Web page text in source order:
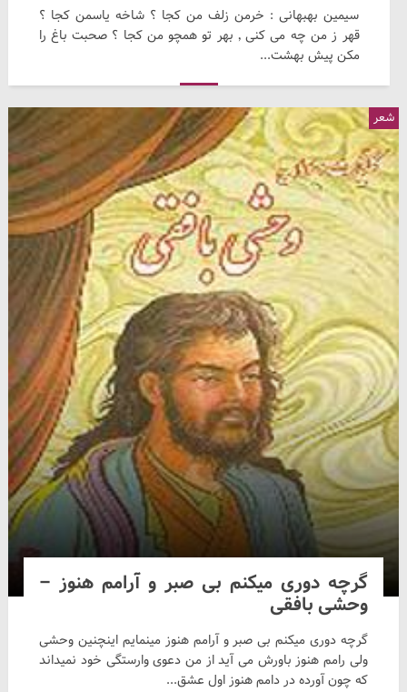
سیمین بهبهانی : خرمن زلف من کجا ؟ شاخه یاسمن کجا ؟
قهر ز من چه می کنی ٬ بهر تو همچو من کجا ؟ صحبت باغ را
مکن پیش بهشت...
گرچه دوری میکنم بی صبر و آرامم هنوز –
وحشی بافقی
گرچه دوری میکنم بی صبر و آرامم هنوز مینمایم اینچنین وحشی
ولی رامم هنوز باورش می آید از من دعوی وارستگی خود نمیداند
که چون آورده در دامم هنوز اول عشق...
شعر